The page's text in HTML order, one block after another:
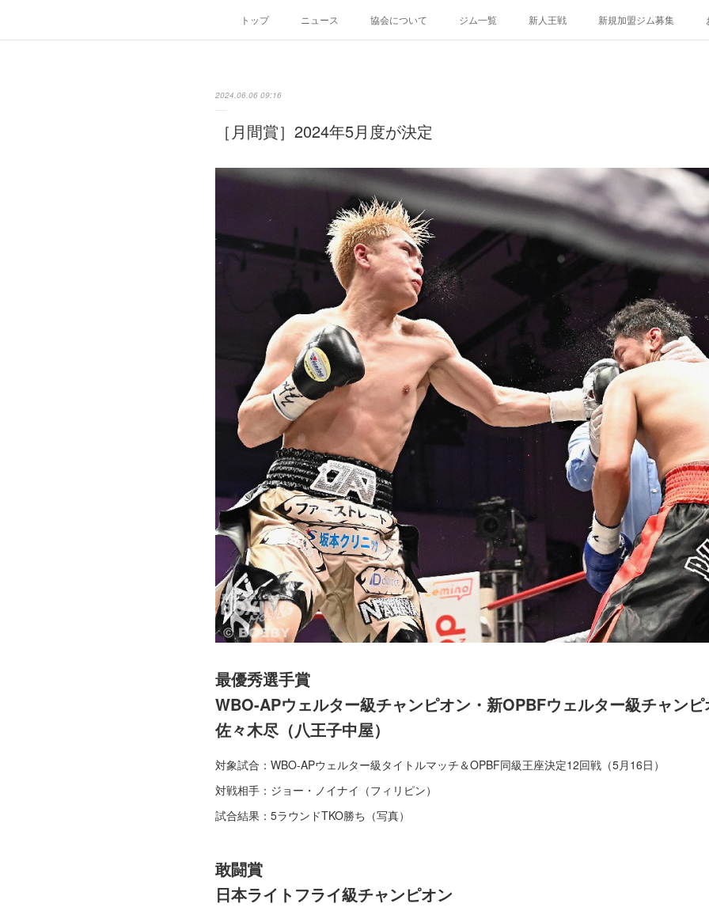
トップ ニュース 協会について ジム一覧 新人王戦 新規加盟ジム募集
2024.06.06 09:16
［月間賞］2024年5月度が決定
最優秀選手賞
WBO-APウェルター級チャンピオン・新OPBFウェルター級チャンピ
佐々木尽（八王子中屋）
対象試合：WBO-APウェルター級タイトルマッチ＆OPBF同級王座決定12回戦（5月16日）
対戦相手：ジョー・ノイナイ（フィリピン）
試合結果：5ラウンドTKO勝ち（写真）
敢闘賞
日本ライトフライ級チャンピオン